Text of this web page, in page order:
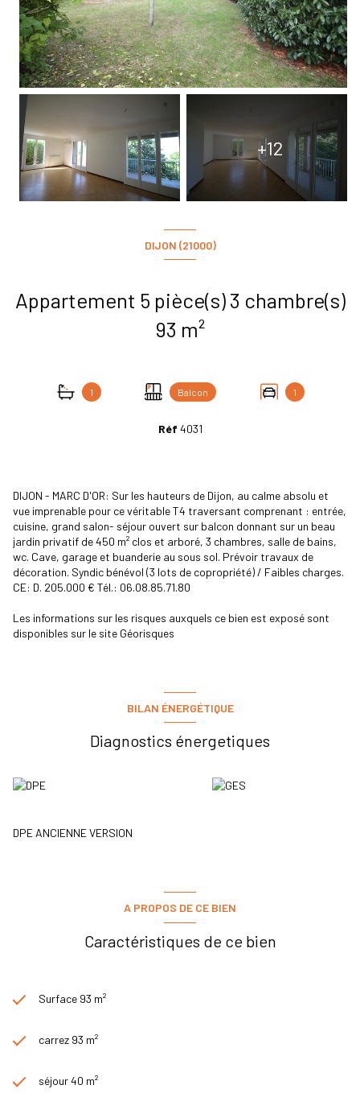
+12
DIJON (21000)
Appartement 5 pièce(s) 3 chambre(s)
93 m²
1 Balcon 1
Réf 4031
DIJON - MARC D'OR: Sur les hauteurs de Dijon, au calme absolu et
vue imprenable pour ce véritable T4 traversant comprenant : entrée,
cuisine, grand salon- séjour ouvert sur balcon donnant sur un beau
jardin privatif de 450 m² clos et arboré, 3 chambres, salle de bains,
wc. Cave, garage et buanderie au sous sol. Prévoir travaux de
décoration. Syndic bénévol (3 lots de copropriété) / Faibles charges.
CE: D. 205.000 € Tél.: 06.08.85.71.80
Les informations sur les risques auxquels ce bien est exposé sont
disponibles sur le site Géorisques
BILAN ÉNERGÉTIQUE
Diagnostics énergetiques
DPE ANCIENNE VERSION
A PROPOS DE CE BIEN
Caractéristiques de ce bien
Surface 93 m²
carrez 93 m²
séjour 40 m²